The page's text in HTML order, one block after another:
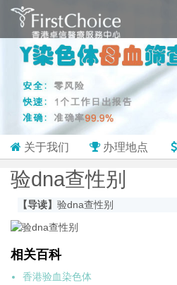
关于我们 办理地点
验dna查性别
【导读】 验dna查性别
相关百科
香港验血染色体